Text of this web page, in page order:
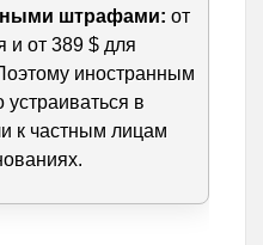
штрафами: от
и от 389 $ для
иностранным
в
к частным лицам